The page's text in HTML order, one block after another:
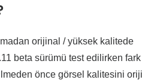
orijinal / yüksek kalitede
beta sürümü test edilirken fark
önce görsel kalitesini